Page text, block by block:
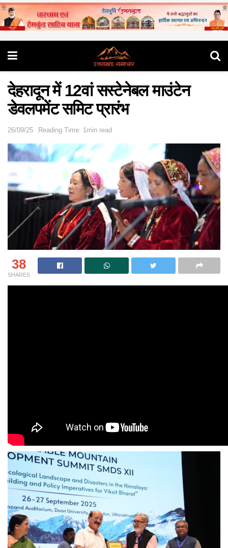
देहरादून में 12वां सस्टेनेबल माउंटेन
डेवलपमेंट समिट प्रारंभ
26/09/25 Reading Time: 1min read
38
SHARES